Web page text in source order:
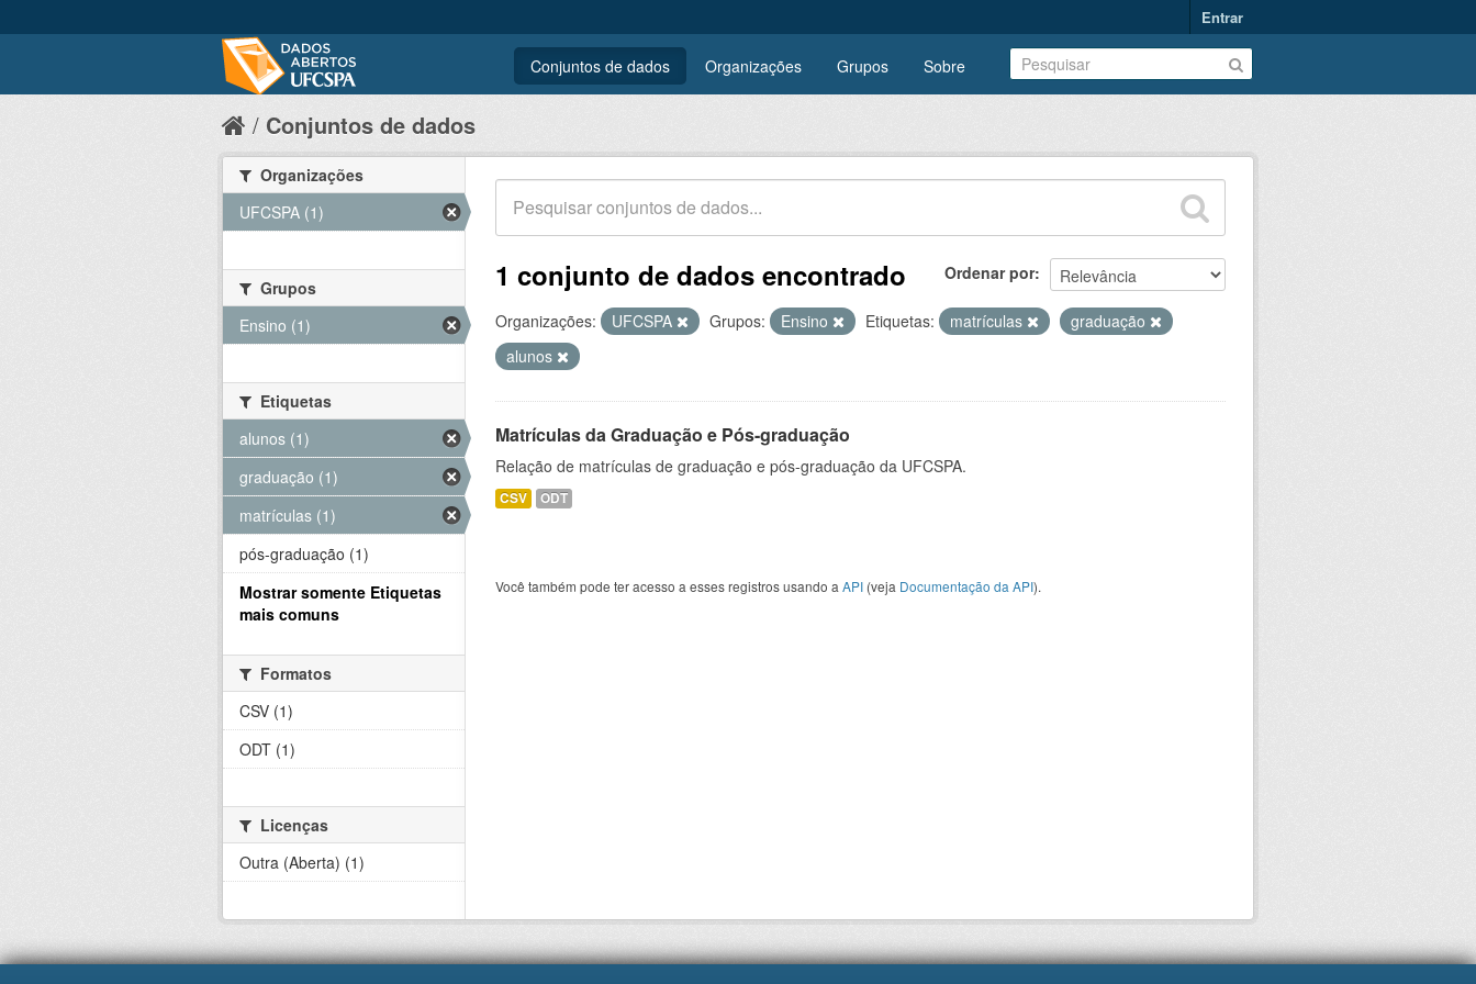
Entrar
Conjuntos de dados Organizações Grupos Sobre
Conjuntos de dados
Ordenar por
1 conjunto de dados encontrado
Organizações: UFCSPA Grupos: Ensino Etiquetas: matrículas
graduação
alunos
Matrículas da Graduação e Pós-graduação
Relação de matrículas de graduação e pós-graduação da UFCSPA.
CSV ODT
Você também pode ter acesso a esses registros usando a API (veja Documentação da API).
Organizações
UFCSPA (1)
Grupos
Ensino (1)
Etiquetas
alunos (1)
graduação (1)
matrículas (1)
pós-graduação (1)
Mostrar somente Etiquetas
mais comuns
Formatos
CSV (1)
ODT (1)
Licenças
Outra (Aberta) (1)